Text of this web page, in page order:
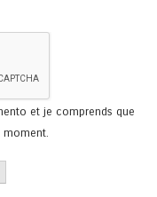
et je comprends que